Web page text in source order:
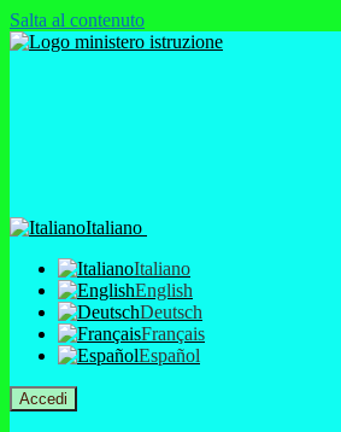
Salta al contenuto
Italiano
Italiano
English
Deutsch
Français
Español
Accedi